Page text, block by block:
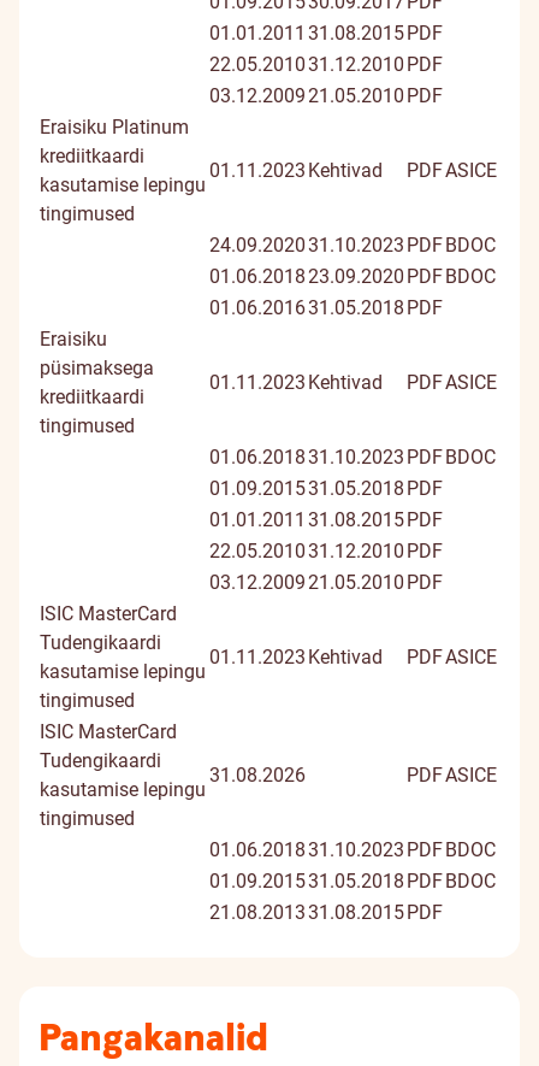
01.01.2011 31.08.2015PDF
22.05.201031.12.2010 PDF
03.12.200921.05.2010 PDF
Eraisiku Platinum
krediitkaardi
kasutamise lepingu
tingimused
01.11.2023 Kehtivad PDFASICE
24.09.202031.10.2023 PDFBDOC
01.06.201823.09.2020 PDFBDOC
01.06.201631.05.2018 PDF
Eraisiku
püsimaksega
krediitkaardi
tingimused
01.11.2023 Kehtivad PDFASICE
01.06.201831.10.2023 PDFBDOC
01.09.201531.05.2018 PDF
01.01.2011 31.08.2015PDF
22.05.201031.12.2010 PDF
03.12.200921.05.2010 PDF
ISIC MasterCard
Tudengikaardi
kasutamise lepingu
tingimused
01.11.2023 Kehtivad PDFASICE
ISIC MasterCard
Tudengikaardi
kasutamise lepingu
tingimused
31.08.2026 PDFASICE
01.06.201831.10.2023 PDFBDOC
01.09.201531.05.2018 PDFBDOC
21.08.201331.08.2015PDF
Pangakanalid